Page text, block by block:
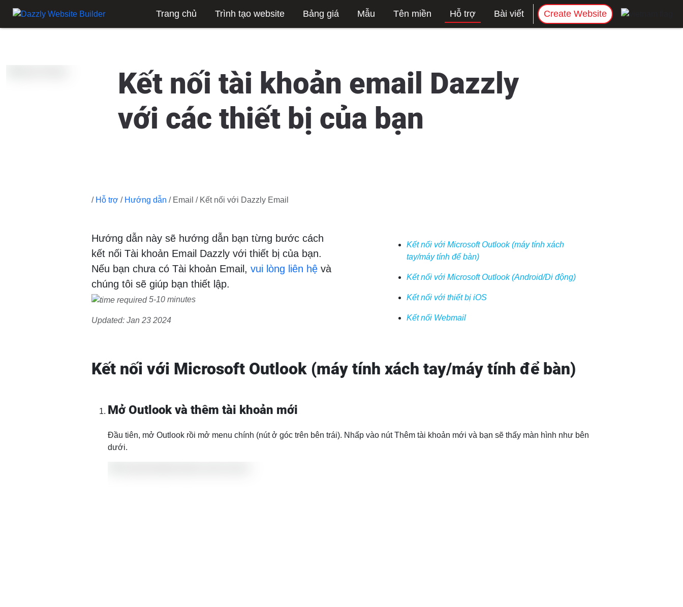
Trang chủ Trình tạo website Bảng giá Mẫu Tên miền Hỗ trợ Bài viết Create Website
Kết nối tài khoản email Dazzly
với các thiết bị của bạn
/ Hỗ trợ / Hướng dẫn / Email / Kết nối với Dazzly Email
Hướng dẫn này sẽ hướng dẫn bạn từng bước cách
kết nối Tài khoản Email Dazzly với thiết bị của bạn.
Nếu bạn chưa có Tài khoản Email, vui lòng liên hệ và
chúng tôi sẽ giúp bạn thiết lập.
5-10 minutes
Updated: Jan 23 2024
Kết nối với Microsoft Outlook (máy tính xách
tay/máy tính để bàn)
Kết nối với Microsoft Outlook (Android/Di động)
Kết nối với thiết bị iOS
Kết nối Webmail
Kết nối với Microsoft Outlook (máy tính xách tay/máy tính để bàn)
Mở Outlook và thêm tài khoản mới
Đầu tiên, mở Outlook rồi mở menu chính (nút ở góc trên bên trái). Nhấp vào nút Thêm tài khoản mới và bạn sẽ thấy màn hình như bên
dưới.